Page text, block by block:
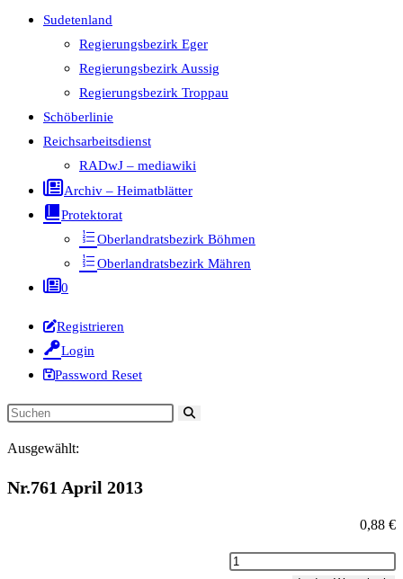
Sudetenland
Regierungsbezirk Eger
Regierungsbezirk Aussig
Regierungsbezirk Troppau
Schöberlinie
Reichsarbeitsdienst
RADwJ – mediawiki
Archiv – Heimatblätter
Protektorat
Oberlandratsbezirk Böhmen
Oberlandratsbezirk Mähren
0
Registrieren
Login
Password Reset
Diese
durchsuchen
Ausgewählt:
Nr.761 April 2013
0,88 €
Nr.761